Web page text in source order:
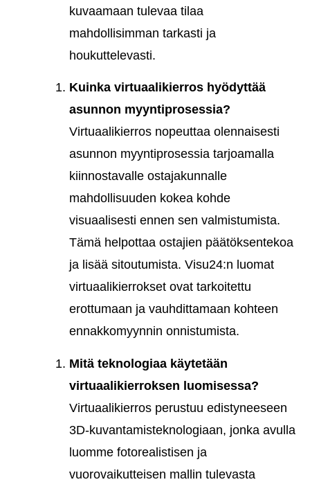
kuvaamaan tulevaa tilaa
mahdollisimman tarkasti ja
houkuttelevasti.
Kuinka virtuaalikierros hyödyttää
asunnon myyntiprosessia?
Virtuaalikierros nopeuttaa olennaisesti
asunnon myyntiprosessia tarjoamalla
kiinnostavalle ostajakunnalle
mahdollisuuden kokea kohde
visuaalisesti ennen sen valmistumista.
Tämä helpottaa ostajien päätöksentekoa
ja lisää sitoutumista. Visu24:n luomat
virtuaalikierrokset ovat tarkoitettu
erottumaan ja vauhdittamaan kohteen
ennakkomyynnin onnistumista.
Mitä teknologiaa käytetään
virtuaalikierroksen luomisessa?
Virtuaalikierros perustuu edistyneeseen
3D-kuvantamisteknologiaan, jonka avulla
luomme fotorealistisen ja
vuorovaikutteisen mallin tulevasta